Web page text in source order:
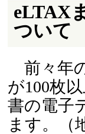
eLTAX
ついて
前々年
が100枚
書の電子
ます。（